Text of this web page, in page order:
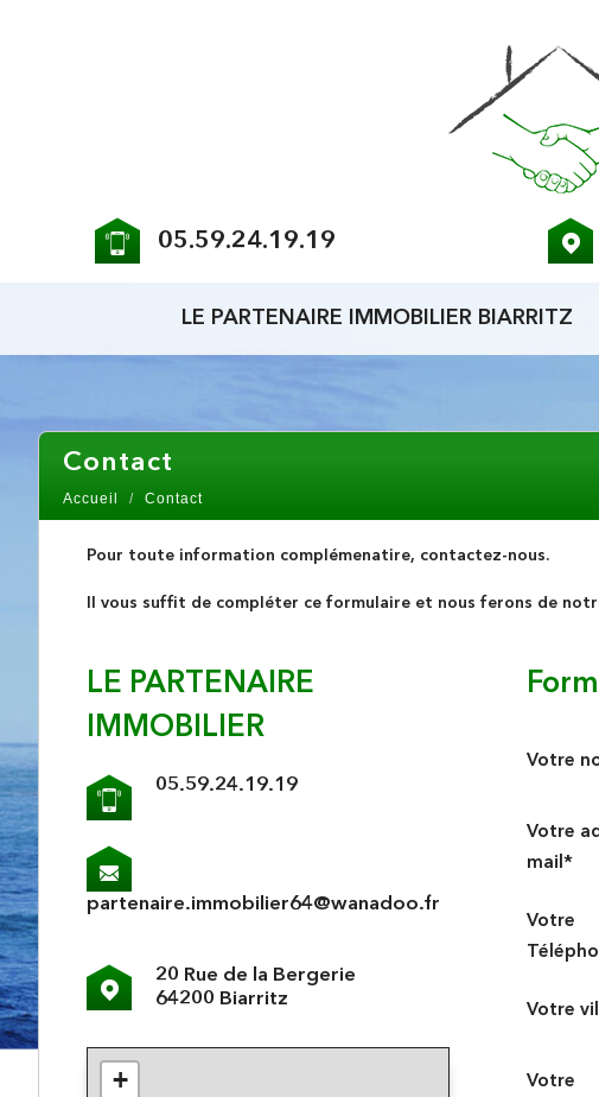
05.59.24.19.19
LE PARTENAIRE IMMOBILIER BIARRITZ
contact
Accueil Contact
Pour toute information complémenatire, contactez-nous.
Il vous suffit de compléter ce formulaire et nous ferons de
Votre
Votre
mail*
Votre
Votre
Votre
LE PARTENAIRE
IMMOBILIER
05.59.24.19.19
partenaire.immobilier64@wanadoo.fr
20 Rue de la Bergerie
64200 Biarritz
+